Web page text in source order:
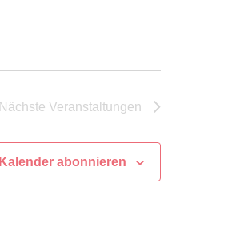
Nächste Veranstaltungen
Kalender abonnieren